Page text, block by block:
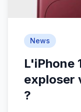
News
L'iPhone
exploser
?